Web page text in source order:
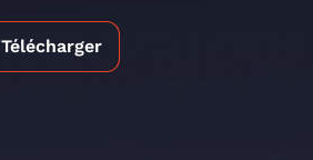
Télécharger